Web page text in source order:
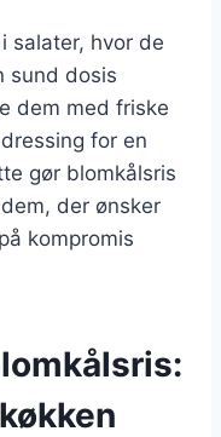
salater, hvor de
sund dosis
dem med friske
for en
gør blomkålsris
der ønsker
kompromis